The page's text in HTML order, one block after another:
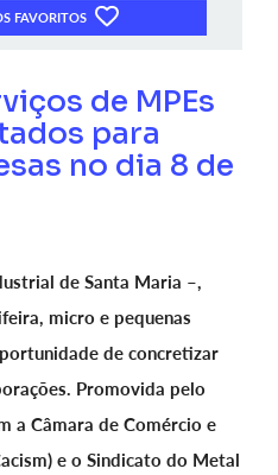
FAVORITOS
de MPEs
para
no dia 8 de
de Santa Maria –,
micro e pequenas
de concretizar
Promovida pelo
a Câmara de Comércio e
e o Sindicato do Metal